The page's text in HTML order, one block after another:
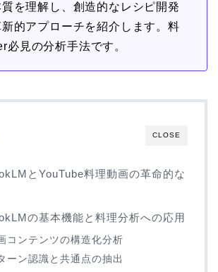
を理解し、創造的なレシピ開発
的アプローチを紹介します。料
必見の分析手法です。
CLOSE
とYouTube料理動画の革命的な
の基本機能と料理分析への応用
コンテンツの構造化分析
ーン認識と共通点の抽出